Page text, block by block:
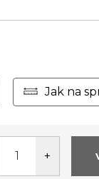
Jak na